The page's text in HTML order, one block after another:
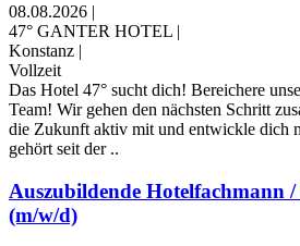
08.08.2026 |
47° GANTER HOTEL |
Konstanz |
Vollzeit
Das Hotel 47° sucht dich! Bereichere
Team! Wir gehen den nächsten Schritt
die Zukunft aktiv mit und entwickle dich
gehört seit der ..
Auszubildende Hotelfachmann
(m/w/d)